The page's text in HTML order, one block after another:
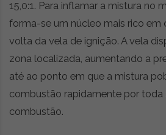
15,0:1. Para inflamar a mistura no
forma-se um núcleo mais rico em
volta da vela de ignição. A vela
zona localizada, aumentando a
até ao ponto em que a mistura
combustão rapidamente por toda
combustão.